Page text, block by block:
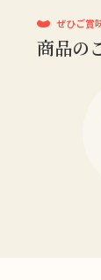
ぜひご賞
商品の